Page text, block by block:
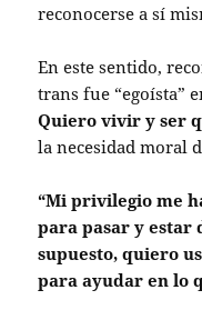
reconocerse a sí
En este sentido,
trans fue “egoísta”
Quiero vivir y ser
la necesidad moral
“Mi privilegio me
para pasar y estar
supuesto, quiero
para ayudar en lo